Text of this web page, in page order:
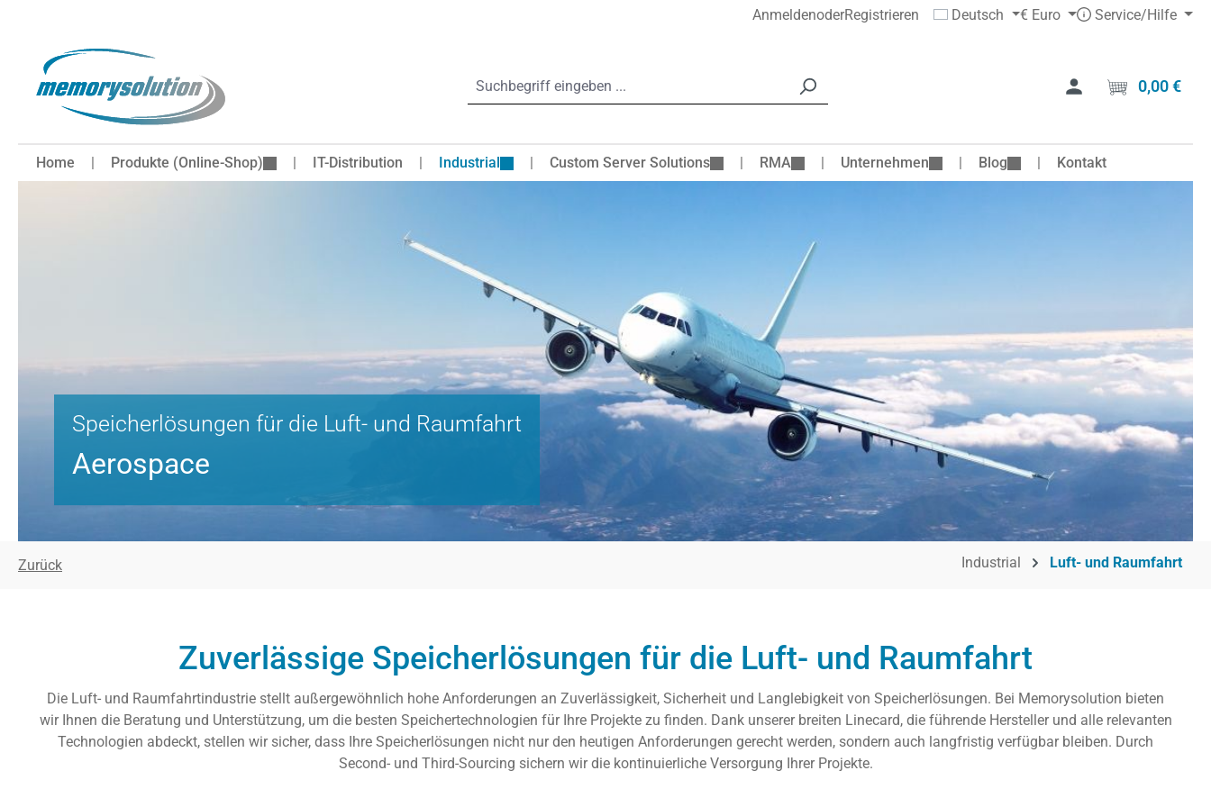
AnmeldenoderRegistrieren Deutsch € Euro Service/Hilfe
0,00 €
Home Produkte (Online-Shop) IT-Distribution Industrial Custom Server Solutions RMA Unternehmen Blog Kontakt
Speicherlösungen für die Luft- und Raumfahrt
Aerospace
Zurück Industrial Luft- und Raumfahrt
Zuverlässige Speicherlösungen für die Luft- und Raumfahrt
Die Luft- und Raumfahrtindustrie stellt außergewöhnlich hohe Anforderungen an Zuverlässigkeit, Sicherheit und Langlebigkeit von Speicherlösungen. Bei Memorysolution bieten
wir Ihnen die Beratung und Unterstützung, um die besten Speichertechnologien für Ihre Projekte zu finden. Dank unserer breiten Linecard, die führende Hersteller und alle relevanten
Technologien abdeckt, stellen wir sicher, dass Ihre Speicherlösungen nicht nur den heutigen Anforderungen gerecht werden, sondern auch langfristig verfügbar bleiben. Durch
Second- und Third-Sourcing sichern wir die kontinuierliche Versorgung Ihrer Projekte.